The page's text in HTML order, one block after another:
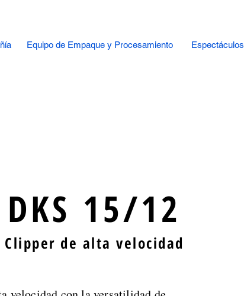
Equipo de Empaque y Procesamiento Espectáculos
DKS 15/12
Clipper de alta velocidad